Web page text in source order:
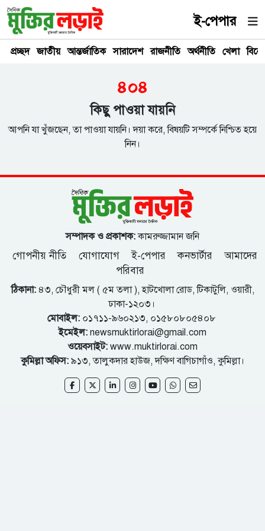
ই-পেপার
প্রচ্ছদ জাতীয় আন্তর্জাতিক সারাদেশ রাজনীতি অর্থনীতি খেলা
৪০৪
কিছু পাওয়া যায়নি
আপনি যা খুঁজছেন, তা পাওয়া যায়নি। দয়া করে, বিষয়টি সম্পর্কে নিশ্চিত হয়ে
নিন।
সম্পাদক ও প্রকাশক:কামরুজ্জামান জনি
গোপনীয় নীতি যোগাযোগ ই-পেপার কনভার্টার
আমাদের
পরিবার
ঠিকানা:৪৩, চৌধুরী মল ( ৫ম তলা ), হাটখোলা রোড, টিকাটুলি, ওয়ারী,
ঢাকা-১২০৩।
মোবাইল:০১৭১১-৯৬০২১৩, ০১৫৮০৮০৫৪০৮
ইমেইল: newsmuktirlorai@gmail.com
ওয়েবসাইট: www.muktirlorai.com
কুমিল্লা অফিস: ৯১৩, তালুকদার হাউজ, দক্ষিণ বাগিচাগাঁও, কুমিল্লা।